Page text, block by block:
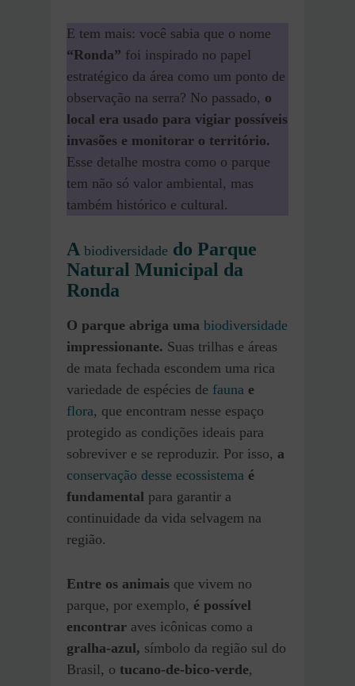
E tem mais: você sabia que o nome
“Ronda” foi inspirado no papel
estratégico da área como um ponto de
observação na serra? No passado, o
local era usado para vigiar possíveis
invasões e monitorar o território.
Esse detalhe mostra como o parque
tem não só valor ambiental, mas
também histórico e cultural.
A biodiversidade do Parque
Natural Municipal da
Ronda
O parque abriga uma biodiversidade
impressionante. Suas trilhas e áreas
de mata fechada escondem uma rica
variedade de espécies de fauna e
flora, que encontram nesse espaço
protegido as condições ideais para
sobreviver e se reproduzir. Por isso, a
conservação desse ecossistema é
fundamental para garantir a
continuidade da vida selvagem na
região.
Entre os animais que vivem no
parque, por exemplo, é possível
encontrar aves icônicas como a
gralha-azul, símbolo da região sul do
Brasil, o tucano-de-bico-verde,